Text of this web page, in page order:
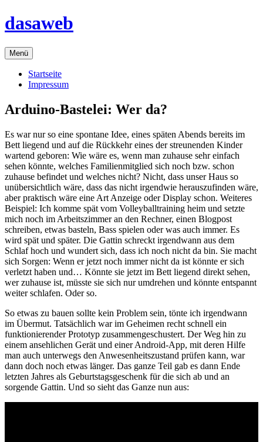
Zum
Inhalt
dasaweb
Menü
Startseite
Impressum
Arduino-Bastelei: Wer da?
Es war nur so eine spontane Idee, eines späten Abends bereits im
Bett liegend und auf die Rückkehr eines der streunenden Kinder
wartend geboren: Wie wäre es, wenn man zuhause sehr einfach
sehen könnte, welches Familienmitglied sich noch bzw. schon
zuhause befindet und welches nicht? Nicht, dass unser Haus so
unübersichtlich wäre, dass das nicht irgendwie herauszufinden wäre,
aber praktisch wäre eine Art Anzeige oder Display schon. Weiteres
Beispiel: Ich komme spät vom Volleyballtraining heim und setzte
mich noch im Arbeitszimmer an den Rechner, einen Blogpost
schreiben, etwas basteln, Bass spielen oder was auch immer. Es
wird spät und später. Die Gattin schreckt irgendwann aus dem
Schlaf hoch und wundert sich, dass ich noch nicht da bin. Sie macht
sich Sorgen: Wenn er jetzt noch immer nicht da ist könnte er sich
verletzt haben und… Könnte sie jetzt im Bett liegend direkt sehen,
wer zuhause ist, müsste sie sich nur umdrehen und könnte entspannt
weiter schlafen. Oder so.
So etwas zu bauen sollte kein Problem sein, tönte ich irgendwann
im Übermut. Tatsächlich war im Geheimen recht schnell ein
funktionierender Prototyp zusammengeschustert. Der Weg hin zu
einem ansehlichen Gerät und einer Android-App, mit deren Hilfe
man auch unterwegs den Anwesenheitszustand prüfen kann, war
dann doch noch etwas länger. Das ganze Teil gab es dann Ende
letzten Jahres als Geburtstagsgeschenk für die sich ab und an
sorgende Gattin. Und so sieht das Ganze nun aus: